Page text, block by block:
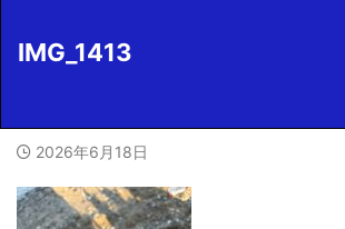
IMG_1413
2026年6月18日